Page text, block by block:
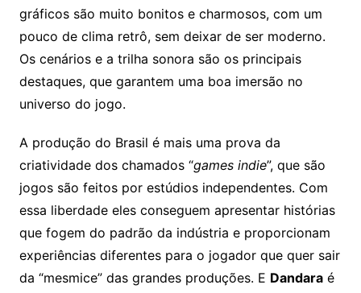
gráficos são muito bonitos e charmosos, com um
pouco de clima retrô, sem deixar de ser moderno.
Os cenários e a trilha sonora são os principais
destaques, que garantem uma boa imersão no
universo do jogo.
A produção do Brasil é mais uma prova da
criatividade dos chamados “games indie”, que são
jogos são feitos por estúdios independentes. Com
essa liberdade eles conseguem apresentar histórias
que fogem do padrão da indústria e proporcionam
experiências diferentes para o jogador que quer sair
da “mesmice” das grandes produções. E Dandaraé